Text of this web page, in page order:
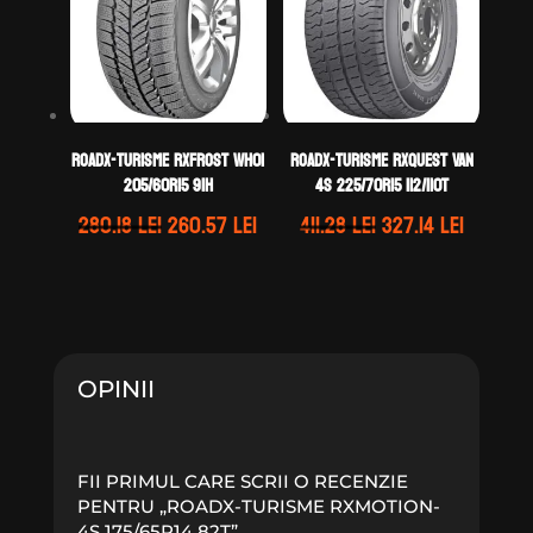
ROADX-TURISME RXFROST WH01
205/60R15 91H
280.18leiPrețul
260.57leiPrețul
ROADX-TURISME RXQUEST VAN
4S 225/70R15 112/110T
411.28leiPrețul
327.14leiPrețul
OPINII
FII PRIMUL CARE SCRII O RECENZIE
PENTRU „ROADX-TURISME RXMOTION-